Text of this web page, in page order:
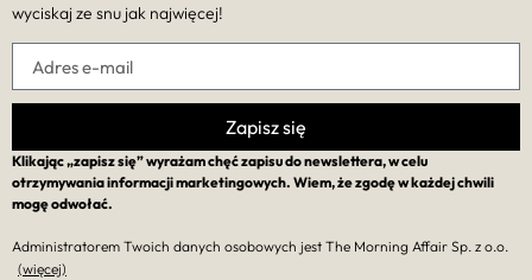
wyciskaj ze snu jak najwięcej!
Zapisz się
Klikając „zapisz się” wyrażam chęć zapisu do newslettera, w celu
otrzymywania informacji marketingowych. Wiem, że zgodę w każdej chwili
mogę odwołać.
Administratorem Twoich danych osobowych jest The Morning Affair Sp. z o.o.
(więcej)